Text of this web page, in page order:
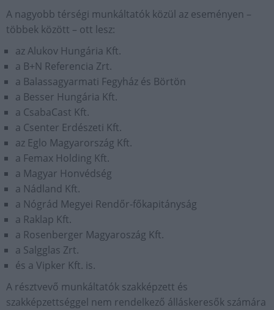
A nagyobb térségi munkáltatók közül az eseményen –
többek között – ott lesz:
az Alukov Hungária Kft.
a B+N Referencia Zrt.
a Balassagyarmati Fegyház és Börtön
a Besser Hungária Kft.
a CsabaCast Kft.
a Csenter Erdészeti Kft.
az Eglo Magyarország Kft.
a Femax Holding Kft.
a Magyar Honvédség
a Nádland Kft.
a Nógrád Megyei Rendőr-főkapitányság
a Raklap Kft.
a Rosenberger Magyaroszág Kft.
a Salgglas Zrt.
és a Vipker Kft. is.
A résztvevő munkáltatók szakképzett és
szakképzettséggel nem rendelkező álláskeresők számára